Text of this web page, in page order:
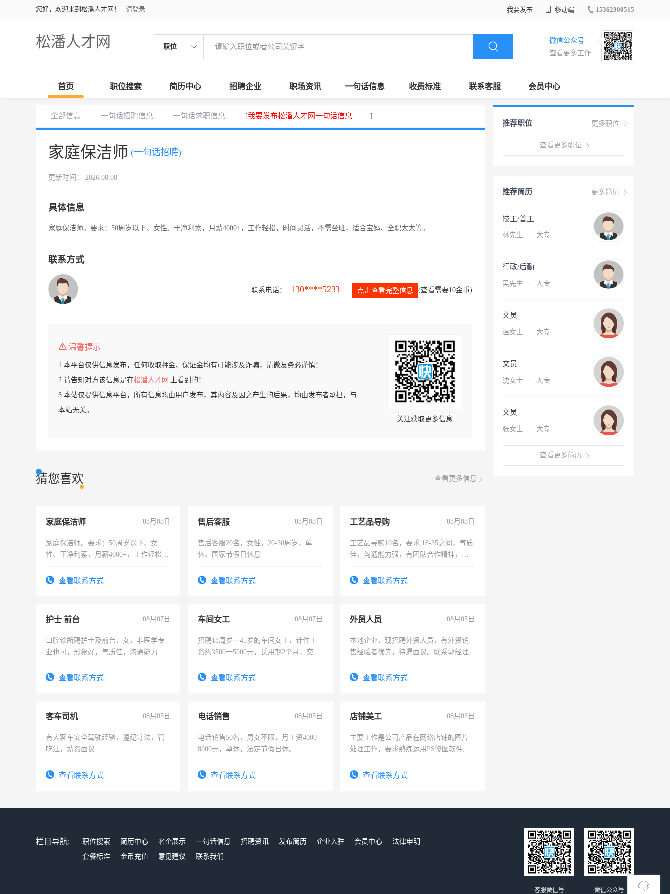
您好，欢迎来到松潘人才网！ 请登录 我要发布 移动端 15362300515
松潘人才网 职位
微信公众号
查看更多工作
首页 职位搜索 简历中心 招聘企业 职场资讯 一句话信息 收费标准 联系客服 会员中心
全部信息 一句话招聘信息 一句话求职信息 [我要发布松潘人才网一句话信息 ]
家庭保洁师 (一句话招聘)
更新时间： 2026.08.08
具体信息
家庭保洁师。要求：50周岁以下、女性、干净利索，月薪4000+，工作轻松，时间灵活，不需坐班，适合宝妈、全职太太等。
联系方式
联系电话： 130****5233 点击查看完整信息 (查看需要10金币)
温馨提示
1.本平台仅供信息发布，任何收取押金、保证金均有可能涉及诈骗，请微友务必谨慎！
2.请告知对方该信息是在松潘人才网
上看到的！
3.本站仅提供信息平台，所有信息均由用户发布，其内容及因之产生的后果，均由发布者承担，与
本站无关。
关注获取更多信息
猜您喜欢 查看更多信息
家庭保洁师 08月08日
家庭保洁师。要求：50周岁以下、女
性、干净利索，月薪4000+，工作轻松，
太太等。查看联系方式
售后客服 08月08日
售后客服20名，女性，20-30周岁，单
休，国家节假日休息
查看联系方式
工艺品导购 08月08日
工艺品导购10名，要求;18-35之间，气质
佳，沟通能力强，有团队合作精神，有
查看联系方式
护士 前台 08月07日
口腔诊所聘护士及前台，女，非医学专
业也可，形象好，气质佳，沟通能力
查看联系方式
车间女工 08月07日
招聘18周岁一45岁的车间女工，计件工
资约3500一5000元，试用期2个月，交五
查看联系方式
外贸人员 08月05日
本地企业，现招聘外贸人员，有外贸销
售经验者优先，待遇面议。联系郭经理
查看联系方式
客车司机 08月05日
有大客车安全驾驶经验，遵纪守法，管
吃注，薪资面议
查看联系方式
电话销售 08月05日
电话销售50名，男女不限，月工资4000-
8000元，单休，法定节假日休。
查看联系方式
店铺美工 08月03日
主要工作是公司产品在网络店铺的图片
处理工作，要求熟练运用PS修图软件,工
查看联系方式
更多职位
推荐职位
查看更多职位
更多简历
推荐简历
技工/普工
林先生 · 大专
行政/后勤
吴先生 · 大专
文员
温女士 · 大专
文员
沈女士 · 大专
文员
张女士 · 大专
查看更多简历
栏目导航: 职位搜索 简历中心 名企展示 一句话信息 招聘资讯 发布简历 企业入驻 会员中心
法律申明
套餐标准
金币充值 意见建议 联系我们
微信公众号
客服微信号